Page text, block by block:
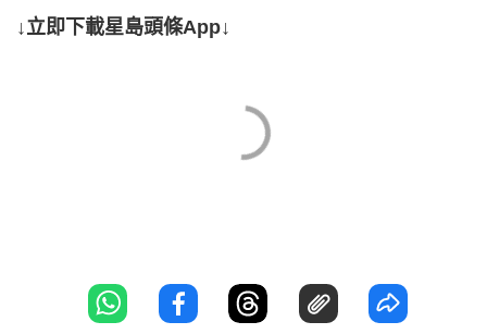
↓立即下載星島頭條App↓